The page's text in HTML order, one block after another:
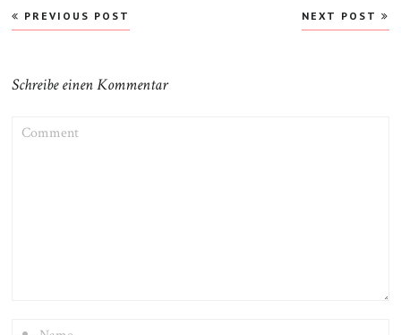
Beitragsnavigation
PREVIOUS POST NEXT POST
Schreibe einen Kommentar